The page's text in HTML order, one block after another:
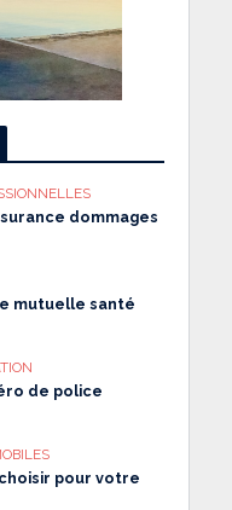
dommages
mutuelle santé
de police
pour votre